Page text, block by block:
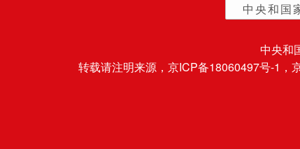
中央和国
中央和
转载请注明来源， 京ICP备18060497号-1 ，